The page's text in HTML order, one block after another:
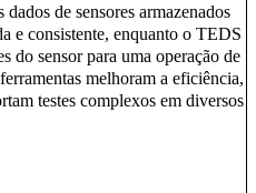
de sensores armazenados
e consistente, enquanto o TEDS
do sensor para uma operação de
melhoram a eficiência,
testes complexos em diversos